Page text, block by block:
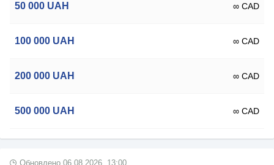
50 000 UAH ∞ CAD
100 000 UAH ∞ CAD
200 000 UAH ∞ CAD
500 000 UAH ∞ CAD
Обновлено 06.08.2026, 13:00